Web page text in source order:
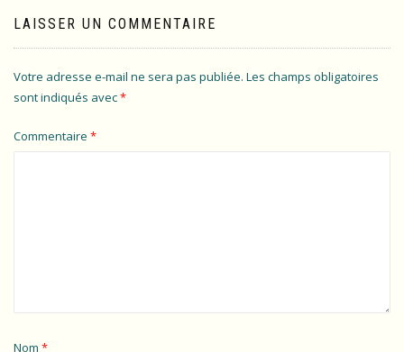
LAISSER UN COMMENTAIRE
Votre adresse e-mail ne sera pas publiée. Les champs obligatoires
sont indiqués avec*
Commentaire *
Nom *